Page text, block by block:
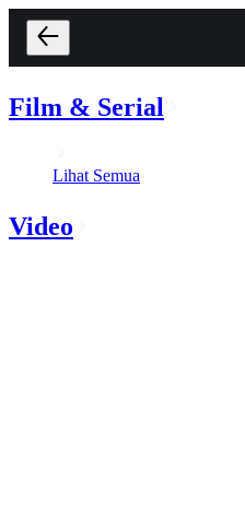
Film & Serial
Lihat Semua
Video